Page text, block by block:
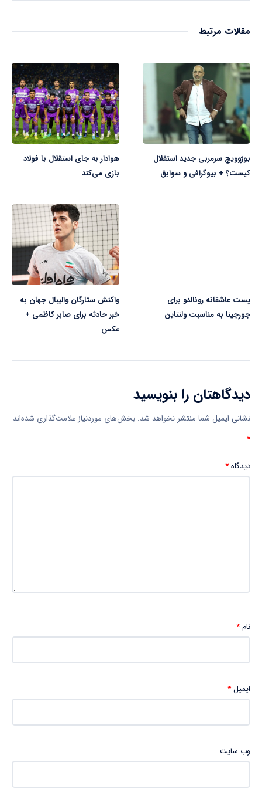
مقالات مرتبط
بوژوویچ سرمربی جدید استقلال
کیست؟ + بیوگرافی و سوابق
هوادار به جای استقلال با فولاد
بازی می‌کند
پست عاشقانه رونالدو برای
جورجینا به مناسبت ولنتاین
واکنش ستارگان والیبال جهان به
خبر حادثه برای صابر کاظمی +
عکس
دیدگاهتان را بنویسید
نشانی ایمیل شما منتشر نخواهد شد. بخش‌های موردنیاز علامت‌گذاری شده‌اند
*
دیدگاه*
نام*
ایمیل*
وب‌ سایت